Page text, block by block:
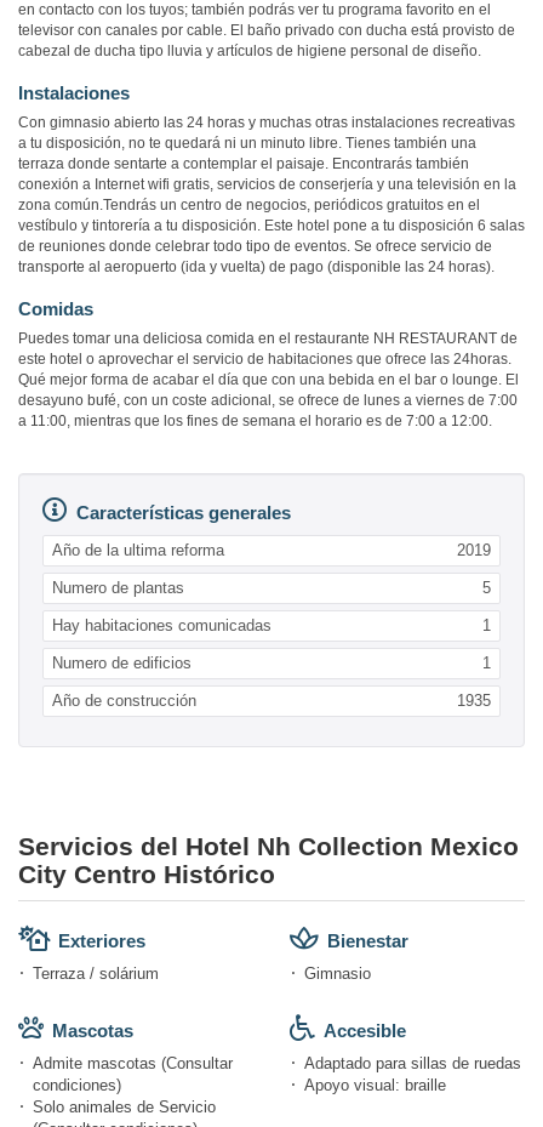
en contacto con los tuyos; también podrás ver tu programa favorito en el
televisor con canales por cable. El baño privado con ducha está provisto de
cabezal de ducha tipo lluvia y artículos de higiene personal de diseño.
Instalaciones
Con gimnasio abierto las 24 horas y muchas otras instalaciones recreativas
a tu disposición, no te quedará ni un minuto libre. Tienes también una
terraza donde sentarte a contemplar el paisaje. Encontrarás también
conexión a Internet wifi gratis, servicios de conserjería y una televisión en la
zona común.Tendrás un centro de negocios, periódicos gratuitos en el
vestíbulo y tintorería a tu disposición. Este hotel pone a tu disposición 6 salas
de reuniones donde celebrar todo tipo de eventos. Se ofrece servicio de
transporte al aeropuerto (ida y vuelta) de pago (disponible las 24 horas).
Comidas
Puedes tomar una deliciosa comida en el restaurante NH RESTAURANT de
este hotel o aprovechar el servicio de habitaciones que ofrece las 24horas.
Qué mejor forma de acabar el día que con una bebida en el bar o lounge. El
desayuno bufé, con un coste adicional, se ofrece de lunes a viernes de 7:00
a 11:00, mientras que los fines de semana el horario es de 7:00 a 12:00.
Características generales
Año de la ultima reforma 2019
Numero de plantas 5
Hay habitaciones comunicadas 1
Numero de edificios 1
Año de construcción 1935
Servicios del Hotel Nh Collection Mexico
City Centro Histórico
Exteriores
Terraza / solárium
Mascotas
Admite mascotas (Consultar
condiciones)
Solo animales de Servicio
Bienestar
Gimnasio
Accesible
Adaptado para sillas de ruedas
Apoyo visual: braille